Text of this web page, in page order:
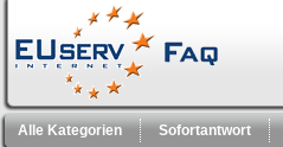
Alle Kategorien Sofortantwort